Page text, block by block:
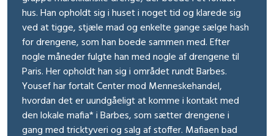
hus. Han opholdt sig i huset i noget tid og klarede sig
ved at tigge, stjæle mad og enkelte gange sælge hash
for drengene, som han boede sammen med. Efter
nogle måneder fulgte han med nogle af drengene til
Paris. Her opholdt han sig i området rundt Barbes.
Yousef har fortalt Center mod Menneskehandel,
hvordan det er uundgåeligt at komme i kontakt med
den lokale mafia* i Barbes, som sætter drengene i
gang med tricktyveri og salg af stoffer. Mafiaen bad